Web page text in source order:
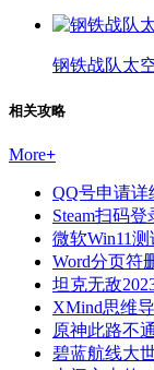
钢铁战队太
相关攻略
More+
QQ号申请详
Steam扫码
微软Win11
Word分页符
坦克无敌
XMind思维
原神此路不
碧蓝航线大